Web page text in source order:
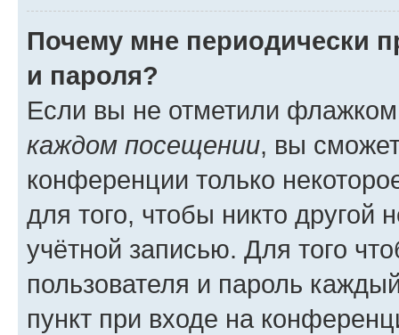
Почему мне периодически
и пароля?
Если вы не отметили
каждом посещении, вы
конференции только
для того, чтобы никто другой
учётной записью. Для того
пользователя и пароль
пункт при входе на